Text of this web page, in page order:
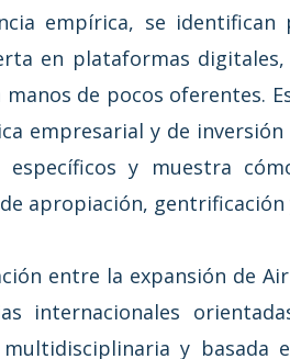
empírica, se
en plataformas
de pocos oferentes.
empresarial y de
y muestra
apropiación, gentrificación
entre la expansión de
internacionales
y basada